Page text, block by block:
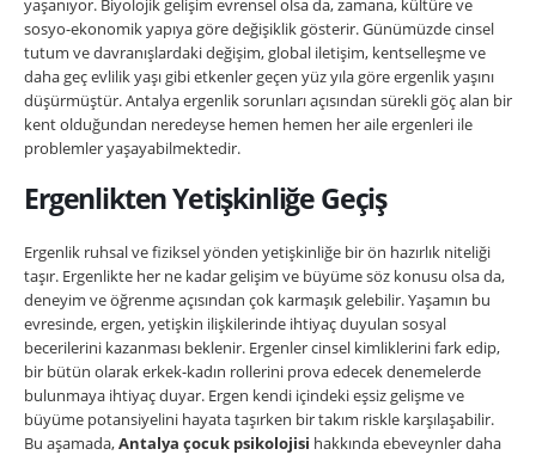
yaşanıyor. Biyolojik gelişim evrensel olsa da, zamana, kültüre ve
sosyo-ekonomik yapıya göre değişiklik gösterir. Günümüzde cinsel
tutum ve davranışlardaki değişim, global iletişim, kentselleşme ve
daha geç evlilik yaşı gibi etkenler geçen yüz yıla göre ergenlik yaşını
düşürmüştür. Antalya ergenlik sorunları açısından sürekli göç alan bir
kent olduğundan neredeyse hemen hemen her aile ergenleri ile
problemler yaşayabilmektedir.
Ergenlikten Yetişkinliğe Geçiş
Ergenlik ruhsal ve fiziksel yönden yetişkinliğe bir ön hazırlık niteliği
taşır. Ergenlikte her ne kadar gelişim ve büyüme söz konusu olsa da,
deneyim ve öğrenme açısından çok karmaşık gelebilir. Yaşamın bu
evresinde, ergen, yetişkin ilişkilerinde ihtiyaç duyulan sosyal
becerilerini kazanması beklenir. Ergenler cinsel kimliklerini fark edip,
bir bütün olarak erkek-kadın rollerini prova edecek denemelerde
bulunmaya ihtiyaç duyar. Ergen kendi içindeki eşsiz gelişme ve
büyüme potansiyelini hayata taşırken bir takım riskle karşılaşabilir.
Bu aşamada,Antalya çocuk psikolojisi hakkında ebeveynler daha